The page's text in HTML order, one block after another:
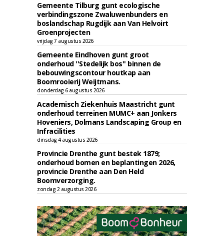
Gemeente Tilburg gunt ecologische
verbindingszone Zwaluwenbunders en
boslandschap Rugdijk aan Van Helvoirt
Groenprojecten
vrijdag 7 augustus 2026
Gemeente Eindhoven gunt groot
onderhoud ''Stedelijk bos'' binnen de
bebouwingscontour houtkap aan
Boomrooierij Weijtmans.
donderdag 6 augustus 2026
Academisch Ziekenhuis Maastricht gunt
onderhoud terreinen MUMC+ aan Jonkers
Hoveniers, Dolmans Landscaping Group en
Infracilities
dinsdag 4 augustus 2026
Provincie Drenthe gunt bestek 1879;
onderhoud bomen en beplantingen 2026,
provincie Drenthe aan Den Held
Boomverzorging.
zondag 2 augustus 2026